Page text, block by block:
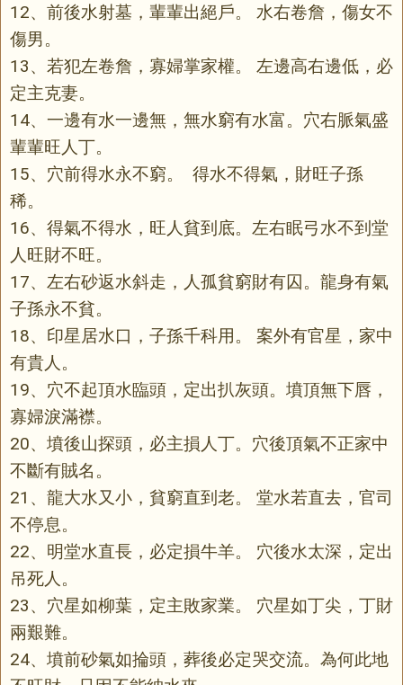
12、前後水射墓，輩輩出絕戶。 水右卷詹，傷女不
傷男。
13、若犯左卷詹，寡婦掌家權。 左邊高右邊低，必
定主克妻。
14、一邊有水一邊無，無水窮有水富。穴右脈氣盛
輩輩旺人丁。
15、穴前得水永不窮。 得水不得氣，財旺子孫
稀。
16、得氣不得水，旺人貧到底。左右眠弓水不到堂
人旺財不旺。
17、左右砂返水斜走，人孤貧窮財有囚。龍身有氣
子孫永不貧。
18、印星居水口，子孫千科用。 案外有官星，家中
有貴人。
19、穴不起頂水臨頭，定出扒灰頭。墳頂無下唇，
寡婦淚滿襟。
20、墳後山探頭，必主損人丁。穴後頂氣不正家中
不斷有賊名。
21、龍大水又小，貧窮直到老。 堂水若直去，官司
不停息。
22、明堂水直長，必定損牛羊。 穴後水太深，定出
吊死人。
23、穴星如柳葉，定主敗家業。 穴星如丁尖，丁財
兩艱難。
24、墳前砂氣如掄頭，葬後必定哭交流。為何此地